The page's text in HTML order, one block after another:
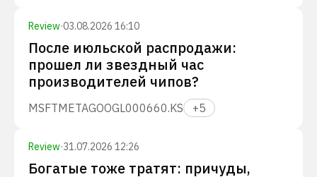
Review·03.08.2026 16:10
После июльской распродажи:
прошел ли звездный час
производителей чипов?
MSFTMETAGOOGL000660.KS +5
Review·31.07.2026 12:26
Богатые тоже тратят: причуды,